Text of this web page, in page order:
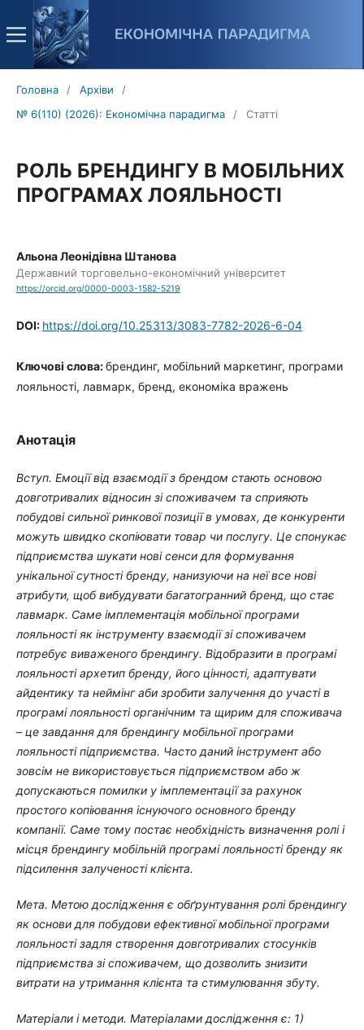
Головна / Архіви
/
№ 6(110) (2026): Економічна парадигма
/ Статті
РОЛЬ БРЕНДИНГУ В МОБІЛЬНИХ
ПРОГРАМАХ ЛОЯЛЬНОСТІ
Альона Леонідівна Штанова
Державний торговельно-економічний університет
https://orcid.org/0000-0003-1582-5219
DOI: https://doi.org/10.25313/3083-7782-2026-6-04
Ключові слова:брендинг, мобільний маркетинг, програми
лояльності, лавмарк, бренд, економіка вражень
Анотація
Вступ. Емоції від взаємодії з брендом стають основою
довготривалих відносин зі споживачем та сприяють
побудові сильної ринкової позиції в умовах, де конкуренти
можуть швидко скопіювати товар чи послугу. Це спонукає
підприємства шукати нові сенси для формування
унікальної сутності бренду, нанизуючи на неї все нові
атрибути, щоб вибудувати багатогранний бренд, що стає
лавмарк. Саме імплементація мобільної програми
лояльності як інструменту взаємодії зі споживачем
потребує виваженого брендингу. Відобразити в програмі
лояльності архетип бренду, його цінності, адаптувати
айдентику та неймінг аби зробити залучення до участі в
програмі лояльності органічним та щирим для споживача
– це завдання для брендингу мобільної програми
лояльності підприємства. Часто даний інструмент або
зовсім не використовується підприємством або ж
допускаються помилки у імплементації за рахунок
простого копіювання існуючого основного бренду
компанії. Саме тому постає необхідність визначення ролі і
місця брендингу мобільній програмі лояльності бренду як
підсилення залученості клієнта.
Мета. Метою дослідження є обґрунтування ролі брендингу
як основи для побудови ефективної мобільної програми
лояльності задля створення довготривалих стосунків
підприємства зі споживачем, що дозволить знизити
витрати на утримання клієнта та стимулювання збуту.
Матеріали і методи. Матеріалами дослідження є: 1)